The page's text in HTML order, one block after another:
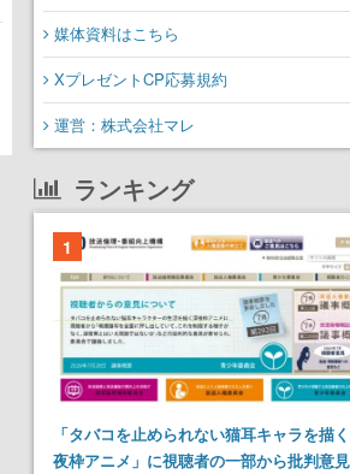
媒体資料はこちら
XプレゼントCP応募規約
運営：株式会社マレ
ランキング
1
「タバコを止められない猫耳キャラを描
夜枠アニメ」に視聴者の一部から批判意見